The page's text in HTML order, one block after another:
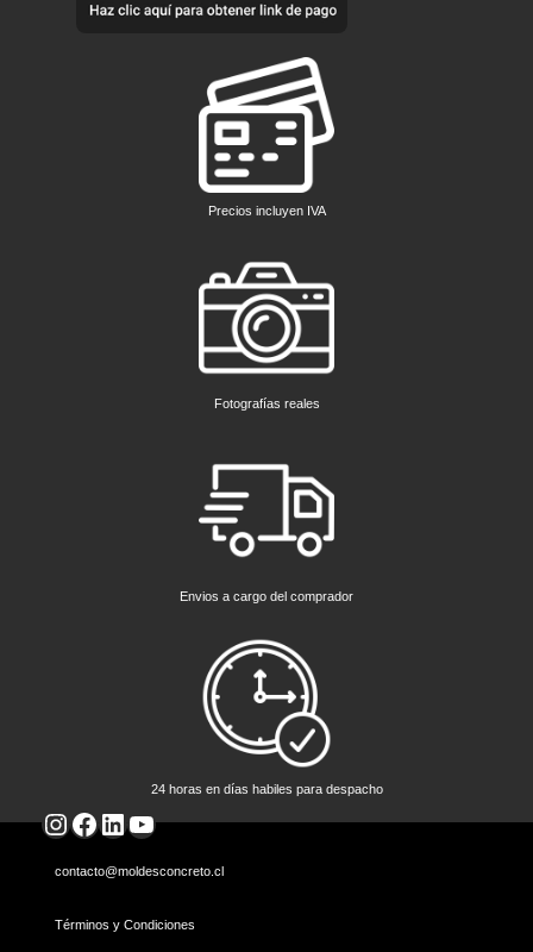
Precios incluyen IVA
Fotografías reales
Envios a cargo del comprador
24 horas en días habiles para despacho
Instagram
Facebook
LinkedIn
YouTube
contacto@moldesconcreto.cl
Términos y Condiciones